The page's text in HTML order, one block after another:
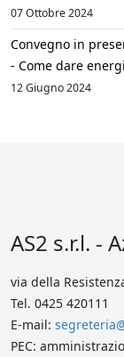
07 Ottobre 2024
Convegno in
- Come dare
12 Giugno 2024
AS2 s.r.l. -
via della
Tel. 0425 420111
E-mail:
PEC: